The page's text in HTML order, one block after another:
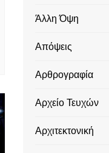
Άλλη Όψη
Απόψεις
Αρθρογραφία
Αρχείο Τευχών
Αρχιτεκτονική